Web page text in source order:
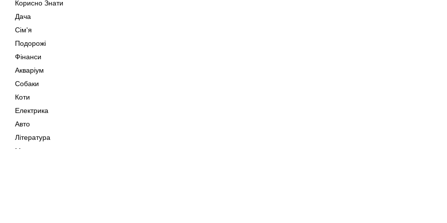
Корисно Знати
Дача
Сім'я
Подорожі
Фінанси
Акваріум
Собаки
Коти
Електрика
Авто
Література
Музика